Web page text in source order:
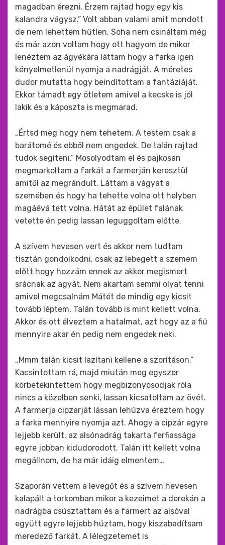
magadban érezni. Érzem rajtad hogy egy kis
kalandra vágysz.” Volt abban valami amit mondott
de nem lehettem hűtlen. Soha nem csináltam még
és már azon voltam hogy ott hagyom de mikor
lenéztem az ágyékára láttam hogy a farka igen
kényelmetlenül nyomja a nadrágját. A méretes
dudor mutatta hogy beindítottam a fantáziáját.
Ekkor támadt egy ötletem amivel a kecske is jól
lakik és a káposzta is megmarad.
„Értsd meg hogy nem tehetem. A testem csak a
barátomé és ebből nem engedek. De talán rajtad
tudok segíteni.” Mosolyodtam el és pajkosan
megmarkoltam a farkát a farmerján keresztül
amitől az megrándult. Láttam a vágyat a
szemében és hogy ha tehette volna ott helyben
magáévá tett volna. Hátát az épület falának
vetette én pedig lassan leguggoltam előtte.
A szívem hevesen vert és akkor nem tudtam
tisztán gondolkodni, csak az lebegett a szemem
előtt hogy hozzám ennek az akkor megismert
srácnak az agyát. Nem akartam semmi olyat tenni
amivel megcsalnám Mátét de mindig egy kicsit
tovább léptem. Talán tovább is mint kellett volna.
Akkor és ott élveztem a hatalmat, azt hogy az a fiú
mennyire akar én pedig nem engedek neki.
„Mmm talán kicsit lazítani kellene a szorításon.”
Kacsintottam rá, majd miután meg egyszer
körbetekintettem hogy megbizonyosodjak róla
nincs a közelben senki, lassan kicsatoltam az övét.
A farmerja cipzarját lássan lehúzva éreztem hogy
a farka mennyire nyomja azt. Ahogy a cipzár egyre
lejjebb került, az alsónadrág takarta ferfiassága
egyre jobban kidudorodott. Talán itt kellett volna
megállnom, de ha már idáig elmentem…
Szaporán vettem a levegőt és a szívem hevesen
kalapált a torkomban mikor a kezeimet a derekán a
nadrágba csúsztattam és a farmert az alsóval
együtt egyre lejjebb húztam, hogy kiszabadítsam
meredező farkát. A lélegzetemet is